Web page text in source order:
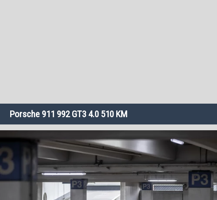
Porsche 911 992 GT3 4.0 510 KM